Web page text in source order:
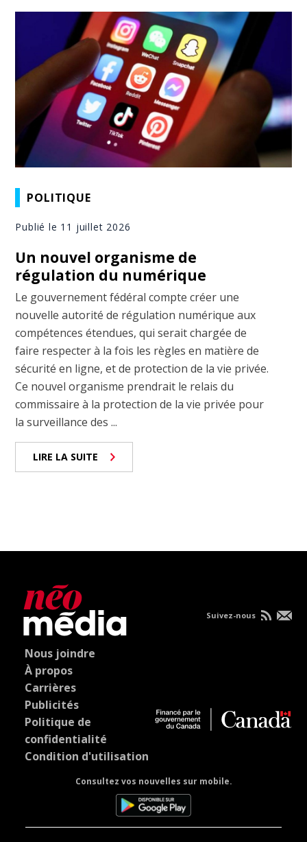
POLITIQUE
Publié le 11 juillet 2026
Un nouvel organisme de
régulation du numérique
Le gouvernement fédéral compte créer une
nouvelle autorité de régulation numérique aux
compétences étendues, qui serait chargée de
faire respecter à la fois les règles en matière de
sécurité en ligne, et de protection de la vie privée.
Ce nouvel organisme prendrait le relais du
commissaire à la protection de la vie privée pour
la surveillance des ...
LIRE LA SUITE
Nous joindre
À propos
Carrières
Publicités
Politique de
confidentialité
Condition d'utilisation
Consultez vos nouvelles sur mobile.
Suivez-nous